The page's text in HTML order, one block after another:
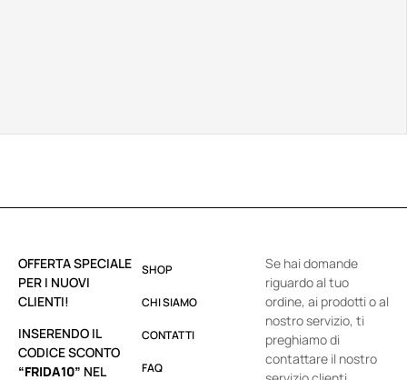
OFFERTA SPECIALE
PER I NUOVI
CLIENTI!
INSERENDO IL
CODICE SCONTO
“FRIDA10” NEL
SHOP
CHI SIAMO
CONTATTI
FAQ
Se hai domande
riguardo al tuo
ordine, ai prodotti o al
nostro servizio, ti
preghiamo di
contattare il nostro